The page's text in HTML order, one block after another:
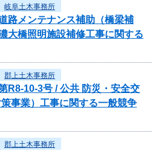
岐阜土木事務所
路メンテナンス補助（橋梁補
大橋照明施設補修工事に関する
郡上土木事務所
R8-10-3号 / 公共 防災・安全交
事業）工事に関する一般競争
郡上土木事務所